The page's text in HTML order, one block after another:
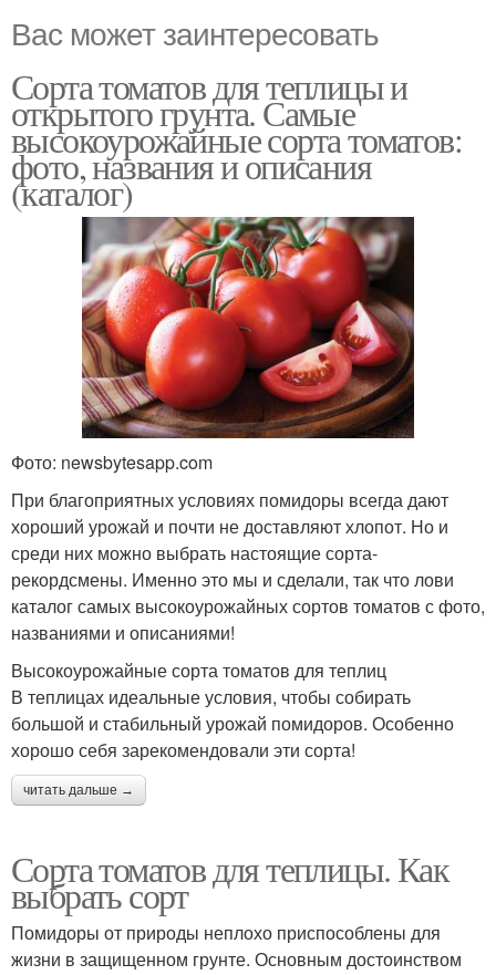
Вас может заинтересовать
Сорта томатов для теплицы и
открытого грунта. Самые
высокоурожайные сорта томатов:
фото, названия и описания
(каталог)
Фото: newsbytesapp.com
При благоприятных условиях помидоры всегда дают
хороший урожай и почти не доставляют хлопот. Но и
среди них можно выбрать настоящие сорта-
рекордсмены. Именно это мы и сделали, так что лови
каталог самых высокоурожайных сортов томатов с фото,
названиями и описаниями!
Высокоурожайные сорта томатов для теплиц
В теплицах идеальные условия, чтобы собирать
большой и стабильный урожай помидоров. Особенно
хорошо себя зарекомендовали эти сорта!
читать дальше →
Сорта томатов для теплицы. Как
выбрать сорт
Помидоры от природы неплохо приспособлены для
жизни в защищенном грунте. Основным достоинством